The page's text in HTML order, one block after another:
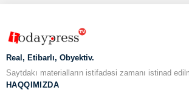
Real, Etibarlı, Obyektiv.
Saytdakı materialların istifadəsi zamanı istinad
HAQQIMIZDA